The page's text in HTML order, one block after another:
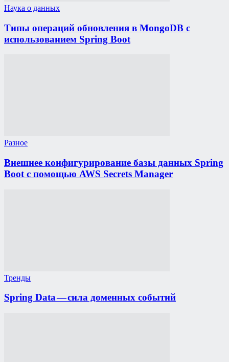
Наука о данных
Типы операций обновления в MongoDB с
использованием Spring Boot
Разное
Внешнее конфигурирование базы данных Spring
Boot с помощью AWS Secrets Manager
Тренды
Spring Data — сила доменных событий